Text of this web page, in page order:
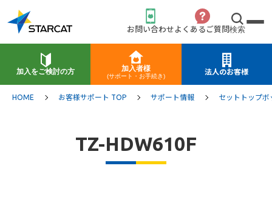
お問い合わせ よくあるご質問検索
加入をご検討の方 加入者様
(サポート・お手続き)
法人のお客様
HOME お客様サポート TOP サポート情報 セットトップ
TZ-HDW610F